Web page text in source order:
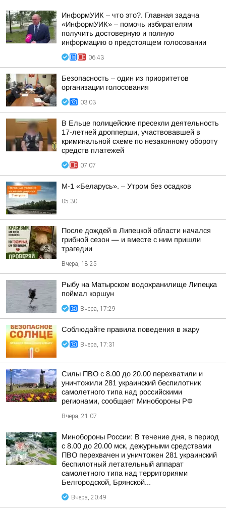
ИнформУИК – что это?. Главная задача
«ИнформУИК» – помочь избирателям
получить достоверную и полную
информацию о предстоящем голосовании
06:43
Безопасность – один из приоритетов
организации голосования
03:03
В Ельце полицейские пресекли деятельность
17-летней дропперши, участвовавшей в
криминальной схеме по незаконному обороту
средств платежей
07:07
М-1 «Беларусь». – Утром без осадков
05:30
После дождей в Липецкой области начался
грибной сезон — и вместе с ним пришли
трагедии
Вчера, 18:25
Рыбу на Матырском водохранилище Липецка
поймал коршун
Вчера, 17:29
Соблюдайте правила поведения в жару
Вчера, 17:31
Силы ПВО с 8.00 до 20.00 перехватили и
уничтожили 281 украинский беспилотник
самолетного типа над российскими
регионами, сообщает Минобороны РФ
Вчера, 21:07
Минобороны России: В течение дня, в период
с 8.00 до 20.00 мск, дежурными средствами
ПВО перехвачен и уничтожен 281 украинский
беспилотный летательный аппарат
самолетного типа над территориями
Белгородской, Брянской...
Вчера, 20:49